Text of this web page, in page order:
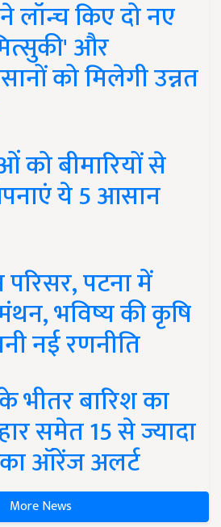
किए दो नए
और
को मिलेगी उन्नत
बीमारियों से
ये 5 आसान
पटना में
भविष्य की कृषि
नई रणनीति
भीतर बारिश का
समेत 15 से ज्यादा
का ऑरेंज अलर्ट
More News